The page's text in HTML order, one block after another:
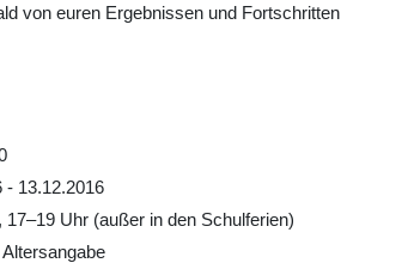
von euren Ergebnissen und Fortschritten
- 13.12.2016
17–19 Uhr (außer in den Schulferien)